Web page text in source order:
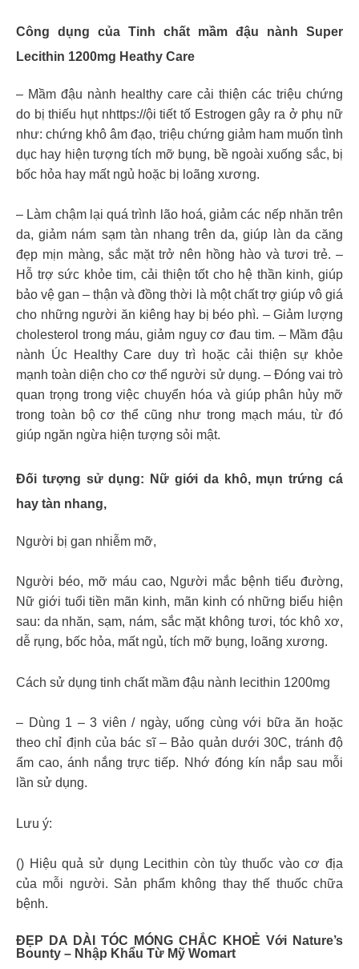
Công dụng của Tinh chất mầm đậu nành Super
Lecithin 1200mg Heathy Care
– Mầm đậu nành healthy care cải thiện các triệu chứng
do bị thiếu hụt nhttps://ội tiết tố Estrogen gây ra ở phụ nữ
như: chứng khô âm đạo, triệu chứng giảm ham muốn tình
dục hay hiện tượng tích mỡ bụng, bề ngoài xuống sắc, bị
bốc hỏa hay mất ngủ hoặc bị loãng xương.
– Làm chậm lại quá trình lão hoá, giảm các nếp nhăn trên
da, giảm nám sạm tàn nhang trên da, giúp làn da căng
đẹp mịn màng, sắc mặt trở nên hồng hào và tươi trẻ. –
Hỗ trợ sức khỏe tim, cải thiện tốt cho hệ thần kinh, giúp
bảo vệ gan – thận và đồng thời là một chất trợ giúp vô giá
cho những người ăn kiêng hay bị béo phì. – Giảm lượng
cholesterol trong máu, giảm nguy cơ đau tim. – Mầm đậu
nành Úc Healthy Care duy trì hoặc cải thiện sự khỏe
mạnh toàn diện cho cơ thể người sử dụng. – Đóng vai trò
quan trọng trong việc chuyển hóa và giúp phân hủy mỡ
trong toàn bộ cơ thể cũng như trong mạch máu, từ đó
giúp ngăn ngừa hiện tượng sỏi mật.
Đối tượng sử dụng: Nữ giới da khô, mụn trứng cá
hay tàn nhang,
Người bị gan nhiễm mỡ,
Người béo, mỡ máu cao, Người mắc bệnh tiểu đường,
Nữ giới tuổi tiền mãn kinh, mãn kinh có những biểu hiện
sau: da nhăn, sạm, nám, sắc mặt không tươi, tóc khô xơ,
dễ rụng, bốc hỏa, mất ngủ, tích mỡ bụng, loãng xương.
Cách sử dụng tinh chất mầm đậu nành lecithin 1200mg
– Dùng 1 – 3 viên / ngày, uống cùng với bữa ăn hoặc
theo chỉ định của bác sĩ – Bảo quản dưới 30C, tránh độ
ẩm cao, ánh nắng trực tiếp. Nhớ đóng kín nắp sau mỗi
lần sử dụng.
Lưu ý:
() Hiệu quả sử dụng Lecithin còn tùy thuốc vào cơ địa
của mỗi người. Sản phẩm không thay thế thuốc chữa
bệnh.
ĐẸP DA DÀI TÓC MÓNG CHẮC KHOẺ Với Nature’s
Bounty – Nhập Khẩu Từ Mỹ Womart